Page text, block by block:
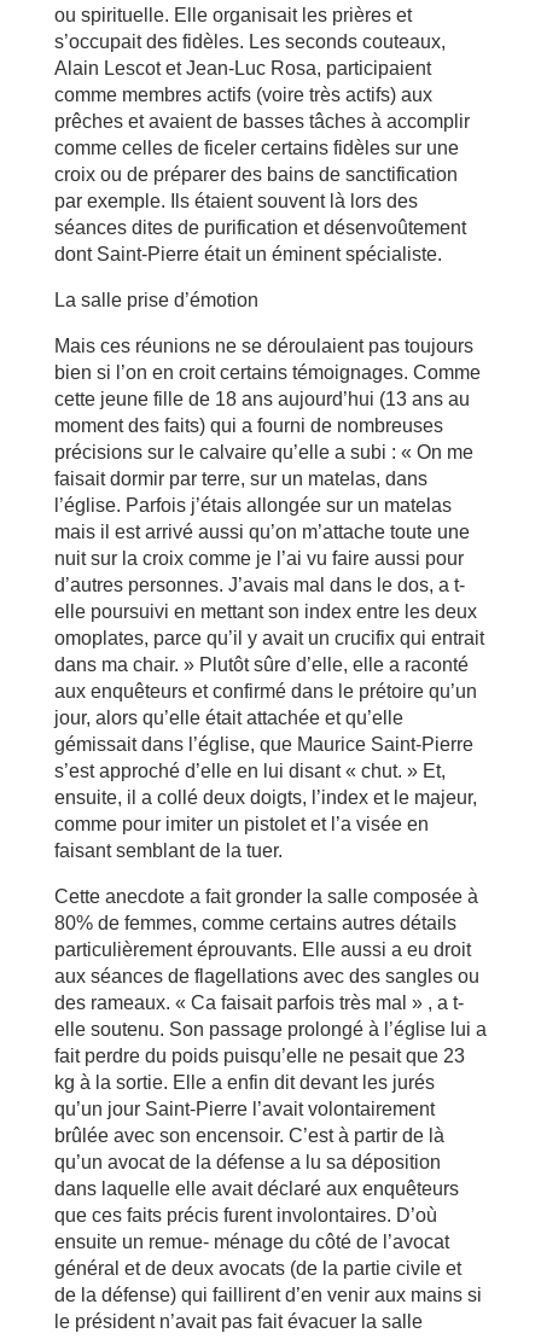
ou spirituelle. Elle organisait les prières et
s’occupait des fidèles. Les seconds couteaux,
Alain Lescot et Jean-Luc Rosa, participaient
comme membres actifs (voire très actifs) aux
prêches et avaient de basses tâches à accomplir
comme celles de ficeler certains fidèles sur une
croix ou de préparer des bains de sanctification
par exemple. Ils étaient souvent là lors des
séances dites de purification et désenvoûtement
dont Saint-Pierre était un éminent spécialiste.
La salle prise d’émotion
Mais ces réunions ne se déroulaient pas toujours
bien si l’on en croit certains témoignages. Comme
cette jeune fille de 18 ans aujourd’hui (13 ans au
moment des faits) qui a fourni de nombreuses
précisions sur le calvaire qu’elle a subi : « On me
faisait dormir par terre, sur un matelas, dans
l’église. Parfois j’étais allongée sur un matelas
mais il est arrivé aussi qu’on m’attache toute une
nuit sur la croix comme je l’ai vu faire aussi pour
d’autres personnes. J’avais mal dans le dos, a t-
elle poursuivi en mettant son index entre les deux
omoplates, parce qu’il y avait un crucifix qui entrait
dans ma chair. » Plutôt sûre d’elle, elle a raconté
aux enquêteurs et confirmé dans le prétoire qu’un
jour, alors qu’elle était attachée et qu’elle
gémissait dans l’église, que Maurice Saint-Pierre
s’est approché d’elle en lui disant « chut. » Et,
ensuite, il a collé deux doigts, l’index et le majeur,
comme pour imiter un pistolet et l’a visée en
faisant semblant de la tuer.
Cette anecdote a fait gronder la salle composée à
80% de femmes, comme certains autres détails
particulièrement éprouvants. Elle aussi a eu droit
aux séances de flagellations avec des sangles ou
des rameaux. « Ca faisait parfois très mal » , a t-
elle soutenu. Son passage prolongé à l’église lui a
fait perdre du poids puisqu’elle ne pesait que 23
kg à la sortie. Elle a enfin dit devant les jurés
qu’un jour Saint-Pierre l’avait volontairement
brûlée avec son encensoir. C’est à partir de là
qu’un avocat de la défense a lu sa déposition
dans laquelle elle avait déclaré aux enquêteurs
que ces faits précis furent involontaires. D’où
ensuite un remue- ménage du côté de l’avocat
général et de deux avocats (de la partie civile et
de la défense) qui faillirent d’en venir aux mains si
le président n’avait pas fait évacuer la salle